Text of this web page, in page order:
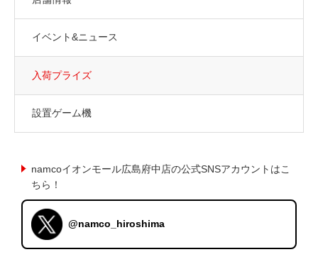
イベント&ニュース
入荷プライズ
設置ゲーム機
namcoイオンモール広島府中店の公式SNSアカウントはこ
ちら！
@namco_hiroshima